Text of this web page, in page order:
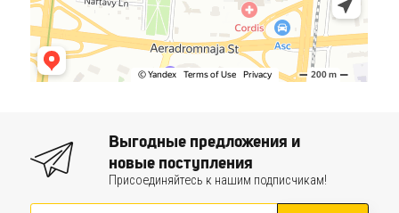
Выгодные предложения и
новые поступления
Присоединяйтесь к нашим подписчикам!